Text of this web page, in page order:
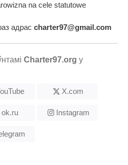
na cele statutowe
адрас charter97@gmail.com
Charter97.org у
X.com
ok.ru Instagram